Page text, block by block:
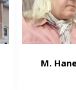
M.